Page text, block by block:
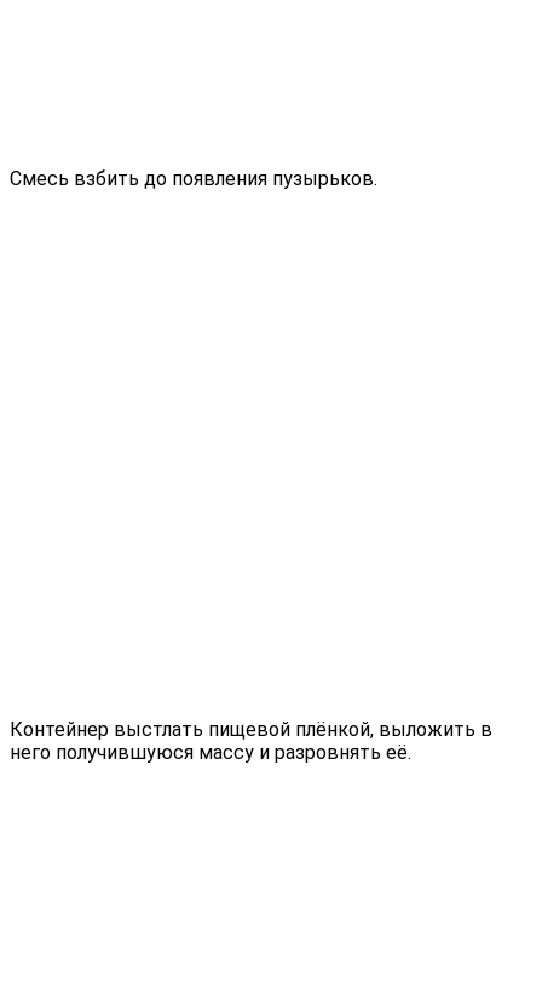
Смесь взбить до появления пузырьков.
Контейнер выстлать пищевой плёнкой, выложить в
него получившуюся массу и разровнять её.